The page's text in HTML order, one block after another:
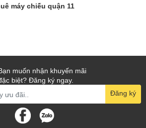
máy chiếu quận 11
muốn nhận khuyến mãi
biệt? Đăng ký ngay.
Đăng ký